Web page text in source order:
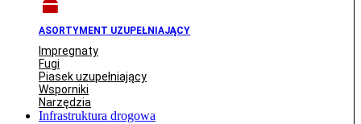
ASORTYMENT UZUPEŁNIAJĄCY
Impregnaty
Fugi
Piasek uzupełniający
Wsporniki
Narzędzia
Infrastruktura drogowa